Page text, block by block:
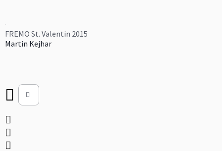
FREMO St. Valentin 2015
Martin Kejhar